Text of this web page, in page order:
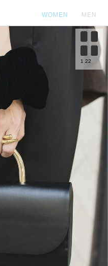
WOMEN MEN
1 22